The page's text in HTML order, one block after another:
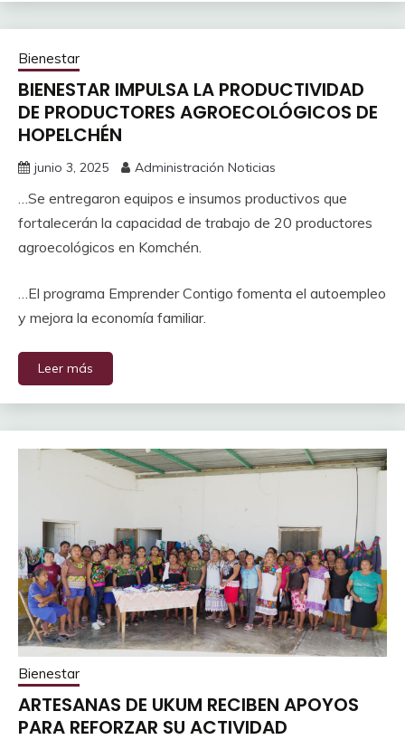
Bienestar
BIENESTAR IMPULSA LA PRODUCTIVIDAD
DE PRODUCTORES AGROECOLÓGICOS DE
HOPELCHÉN
junio 3, 2025 Administración Noticias
…Se entregaron equipos e insumos productivos que
fortalecerán la capacidad de trabajo de 20 productores
agroecológicos en Komchén.
…El programa Emprender Contigo fomenta el autoempleo
y mejora la economía familiar.
Leer más
Bienestar
ARTESANAS DE UKUM RECIBEN APOYOS
PARA REFORZAR SU ACTIVIDAD